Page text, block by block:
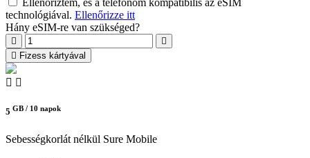
technológiával. Ellenőrizze itt
Hány eSIM-re van szükséged?
Fizess kártyával
5 GB / 10 napok
Sebességkorlát nélkül Sure Mobile